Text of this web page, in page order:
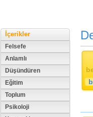
İçerikler
Felsefe
Anlamlı
Düşündüren
Eğitim
Toplum
Psikoloji